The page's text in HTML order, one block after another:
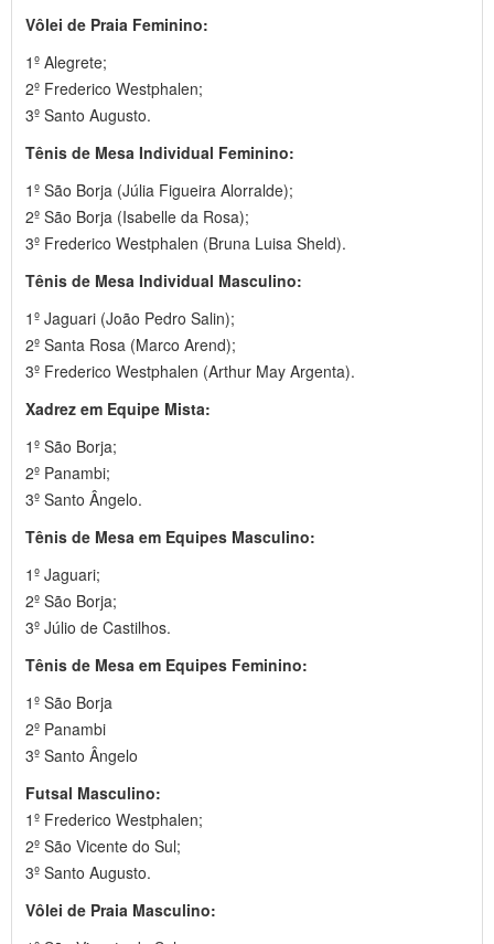
Vôlei de Praia Feminino:
1º Alegrete;
2º Frederico Westphalen;
3º Santo Augusto.
Tênis de Mesa Individual Feminino:
1º São Borja (Júlia Figueira Alorralde);
2º São Borja (Isabelle da Rosa);
3º Frederico Westphalen (Bruna Luisa Sheld).
Tênis de Mesa Individual Masculino:
1º Jaguari (João Pedro Salin);
2º Santa Rosa (Marco Arend);
3º Frederico Westphalen (Arthur May Argenta).
Xadrez em Equipe Mista:
1º São Borja;
2º Panambi;
3º Santo Ângelo.
Tênis de Mesa em Equipes Masculino:
1º Jaguari;
2º São Borja;
3º Júlio de Castilhos.
Tênis de Mesa em Equipes Feminino:
1º São Borja
2º Panambi
3º Santo Ângelo
Futsal Masculino:
1º Frederico Westphalen;
2º São Vicente do Sul;
3º Santo Augusto.
Vôlei de Praia Masculino: